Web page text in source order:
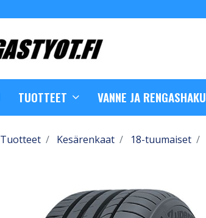
TUOTTEET VANNE JA RENGASHAKU
Tuotteet Kesärenkaat 18-tuumaiset